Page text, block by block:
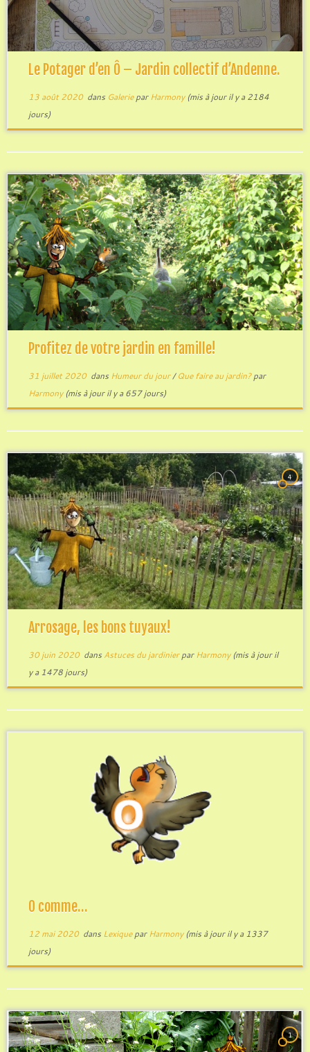
Le Potager d’en Ô – Jardin collectif d’Andenne.
13 août 2020dans GalerieparHarmony(mis à jour il y a 2184
jours)
Profitez de votre jardin en famille!
31 juillet 2020dans Humeur du jour/Que faire au jardin?par
Harmony(mis à jour il y a 657 jours)
4
Arrosage, les bons tuyaux!
30 juin 2020dans Astuces du jardinierparHarmony(mis à jour il
y a 1478 jours)
O comme…
12 mai 2020dans LexiqueparHarmony(mis à jour il y a 1337
jours)
1